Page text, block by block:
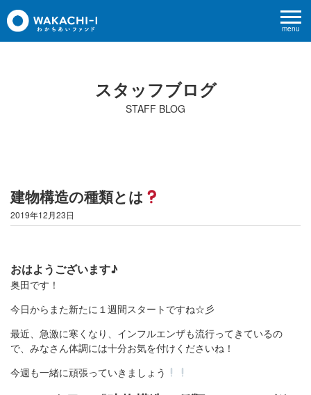
menu
スタッフブログ
STAFF BLOG
建物構造の種類とは
2019年12月23日
おはようございます♪
奥田です！
今日からまた新たに１週間スタートですね☆彡
最近、急激に寒くなり、インフルエンザも流行ってきているの
で、みなさん体調には十分お気を付けくださいね！
今週も一緒に頑張っていきましょう